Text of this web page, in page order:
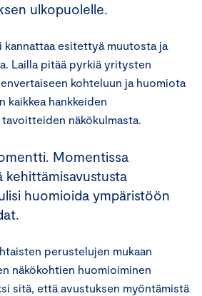
ulkopuolelle.
kannattaa esitettyä muutosta ja
Lailla pitää pyrkiä yritysten
kohteluun ja huomiota
kaikkea hankkeiden
näkökulmasta.
Momentissa
kehittämisavustusta
huomioida ympäristöön
perustelujen mukaan
näkökohtien huomioiminen
sitä, että avustuksen myöntämistä